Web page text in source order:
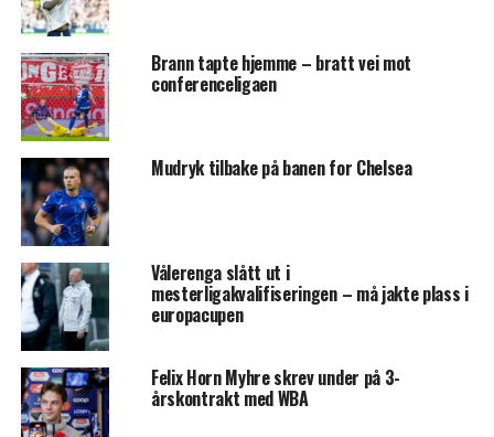
Brann tapte hjemme – bratt vei mot
conferenceligaen
Mudryk tilbake på banen for Chelsea
Vålerenga slått ut i
mesterligakvalifiseringen – må jakte plass i
europacupen
Felix Horn Myhre skrev under på 3-
årskontrakt med WBA